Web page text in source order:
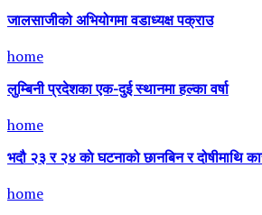
जालसाजीको अभियोगमा वडाध्यक्ष पक्राउ
home
लुम्बिनी प्रदेशका एक-दुई स्थानमा हल्का वर्षा
home
भदौ २३ र २४ काे घटनाको छानबिन र दोषीमाथि
home